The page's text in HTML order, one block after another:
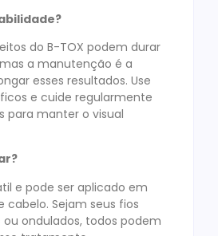
do B-TOX podem durar
a manutenção é a
esses resultados. Use
e cuide regularmente
para manter o visual
e pode ser aplicado em
cabelo. Sejam seus fios
ou ondulados, todos podem